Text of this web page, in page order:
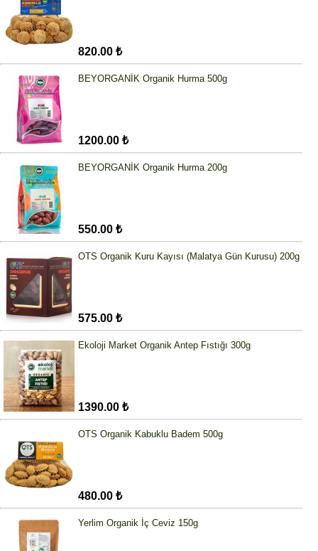
820.00 ₺
BEYORGANİK Organik Hurma 500g
1200.00 ₺
BEYORGANİK Organik Hurma 200g
550.00 ₺
OTS Organik Kuru Kayısı (Malatya Gün Kurusu) 200g
575.00 ₺
Ekoloji Market Organik Antep Fıstığı 300g
1390.00 ₺
OTS Organik Kabuklu Badem 500g
480.00 ₺
Yerlim Organik İç Ceviz 150g